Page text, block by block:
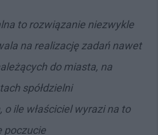
to rozwiązanie niezwykle
na realizację zadań nawet
do miasta, na
spółdzielni
ile właściciel wyrazi na to
poczucie